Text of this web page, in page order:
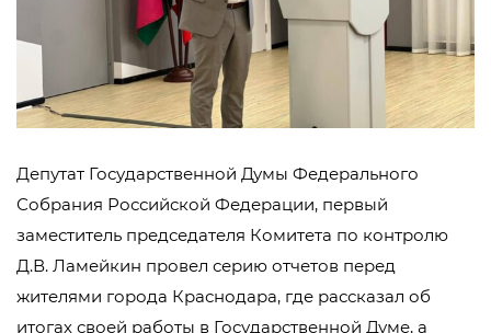
Депутат Государственной Думы Федерального
Собрания Российской Федерации, первый
заместитель председателя Комитета по контролю
Д.В. Ламейкин провел серию отчетов перед
жителями города Краснодара, где рассказал об
итогах своей работы в Государственной Думе, а